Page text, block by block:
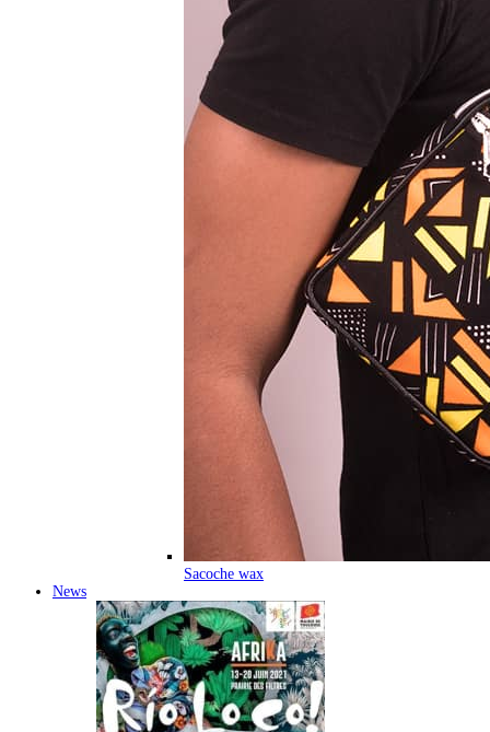
Sacoche wax
News